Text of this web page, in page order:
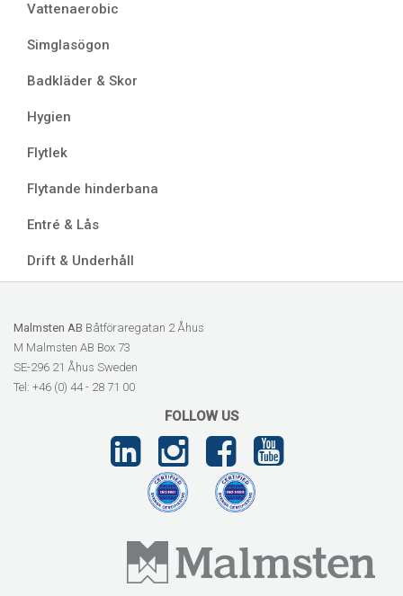
Vattenaerobic
Simglasögon
Badkläder & Skor
Hygien
Flytlek
Flytande hinderbana
Entré & Lås
Drift & Underhåll
Malmsten AB Båtföraregatan 2 Åhus
M Malmsten AB Box 73
SE-296 21 Åhus Sweden
Tel: +46 (0) 44 - 28 71 00
FOLLOW US